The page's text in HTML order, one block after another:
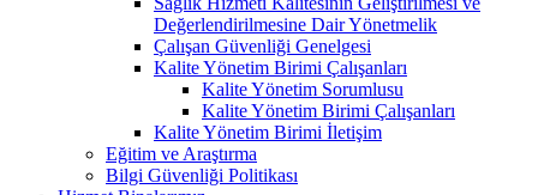
Değerlendirilmesine Dair Yönetmelik
Çalışan Güvenliği Genelgesi
Kalite Yönetim Birimi Çalışanları
Kalite Yönetim Sorumlusu
Kalite Yönetim Birimi Çalışanları
Kalite Yönetim Birimi İletişim
Eğitim ve Araştırma
Bilgi Güvenliği Politikası